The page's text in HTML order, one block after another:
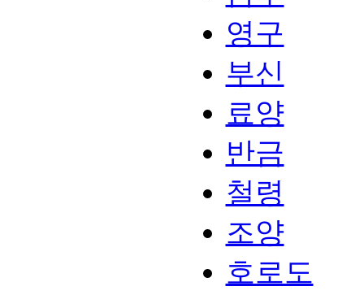
영구
부신
료양
반금
철령
조양
호로도